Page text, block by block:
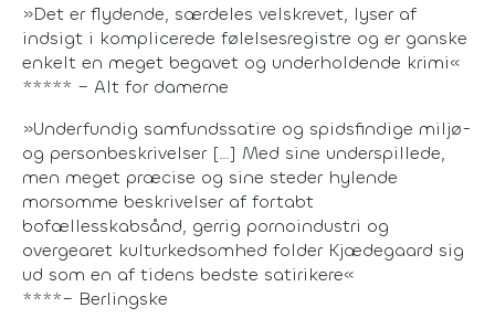
»Det er flydende, særdeles velskrevet, lyser af
indsigt i komplicerede følelsesregistre og er ganske
enkelt en meget begavet og underholdende krimi«
***** – Alt for damerne
»Underfundig samfundssatire og spidsfindige miljø-
og personbeskrivelser […] Med sine underspillede,
men meget præcise og sine steder hylende
morsomme beskrivelser af fortabt
bofællesskabsånd, gerrig pornoindustri og
overgearet kulturkedsomhed folder Kjædegaard sig
ud som en af tidens bedste satirikere«
****– Berlingske